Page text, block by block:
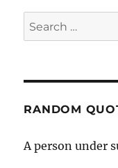
Search
for:
RANDOM
A person under